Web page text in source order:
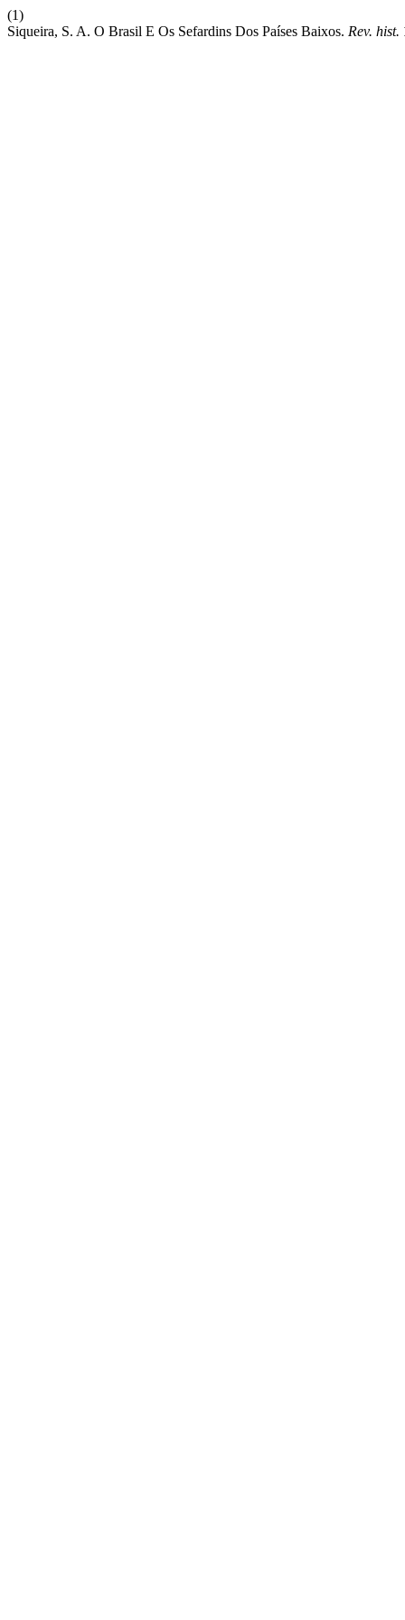
(1)
Siqueira, S. A. O Brasil E Os Sefardins Dos Países Baixos. Rev. hist.